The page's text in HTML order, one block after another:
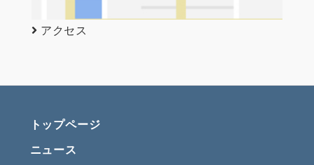
アクセス
トップページ
ニュース